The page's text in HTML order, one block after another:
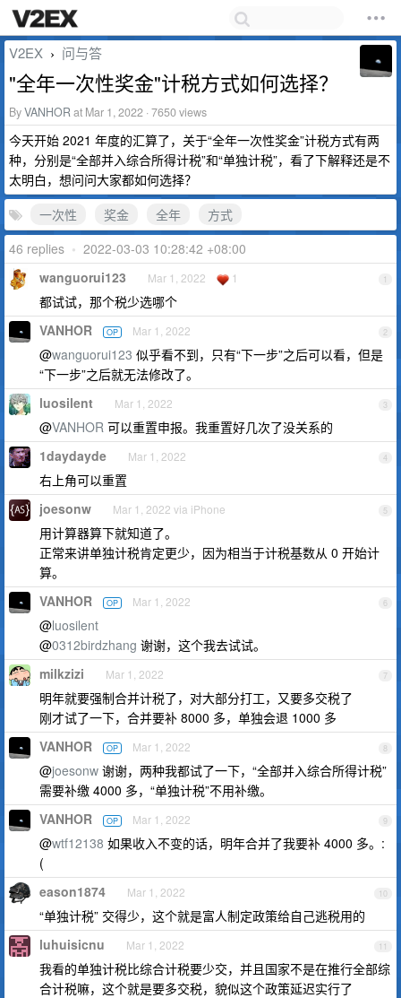
V2EX › 问与答
"全年一次性奖金"计税方式如何选择？
ByVANHORat Mar 1, 2022 · 7650 views
今天开始 2021 年度的汇算了，关于“全年一次性奖金”计税方式有两
种，分别是“全部并入综合所得计税”和“单独计税”，看了下解释还是不
太明白，想问问大家都如何选择？
一次性
奖金 全年
方式
46 replies • 2022-03-03 10:28:42 +08:00
1
wanguorui123 Mar 1, 2022 1
都试试，那个税少选哪个
2
VANHOR OP Mar 1, 2022
@wanguorui123 似乎看不到，只有“下一步”之后可以看，但是
“下一步”之后就无法修改了。
3
luosilent Mar 1, 2022
@VANHOR 可以重置申报。我重置好几次了没关系的
4
1daydayde Mar 1, 2022
右上角可以重置
5
joesonw Mar 1, 2022 via iPhone
用计算器算下就知道了。
正常来讲单独计税肯定更少，因为相当于计税基数从 0 开始计
算。
6
VANHOR OP Mar 1, 2022
@luosilent
@0312birdzhang 谢谢，这个我去试试。
7
milkzizi Mar 1, 2022
明年就要强制合并计税了，对大部分打工，又要多交税了
刚才试了一下，合并要补 8000 多，单独会退 1000 多
8
VANHOR OP Mar 1, 2022
@joesonw 谢谢，两种我都试了一下，“全部并入综合所得计税”
需要补缴 4000 多，“单独计税”不用补缴。
9
VANHOR OP Mar 1, 2022
@wtf12138 如果收入不变的话，明年合并了我要补 4000 多。:
(
10
eason1874 Mar 1, 2022
“单独计税” 交得少，这个就是富人制定政策给自己逃税用的
11
luhuisicnu Mar 1, 2022
我看的单独计税比综合计税要少交，并且国家不是在推行全部综
合计税嘛，这个就是要多交税，貌似这个政策延迟实行了